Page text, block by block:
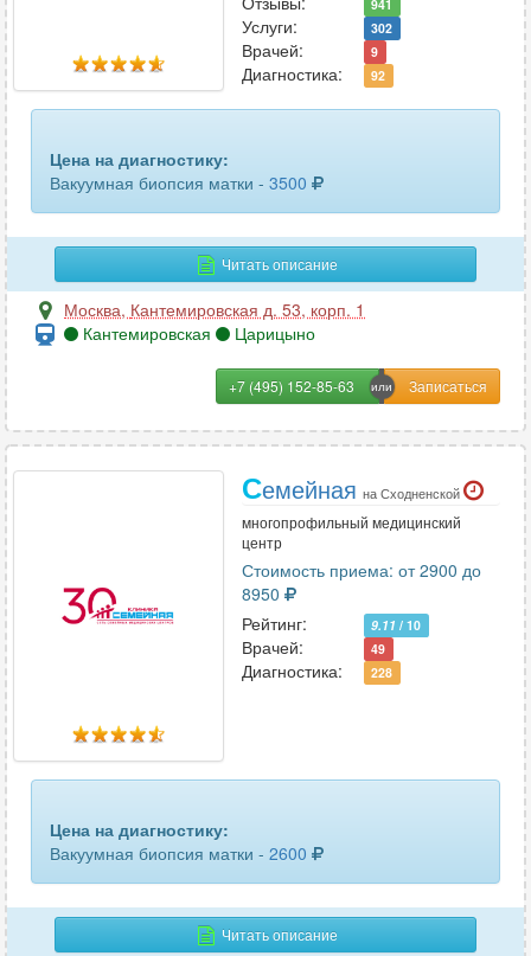
941
Услуги: 302
Врачей: 9
Диагностика: 92
Цена на диагностику:
Вакуумная биопсия матки - 3500
Читать описание
Москва, Кантемировская д. 53, корп. 1
Кантемировская
Царицыно
+7 (495) 152-85-63
Семейная на Сходненской
многопрофильный медицинский
центр
Стоимость приема: от 2900 до
8950
Рейтинг:
9.11 / 10
Врачей: 49
Диагностика: 228
Цена на диагностику:
Вакуумная биопсия матки - 2600
Читать описание